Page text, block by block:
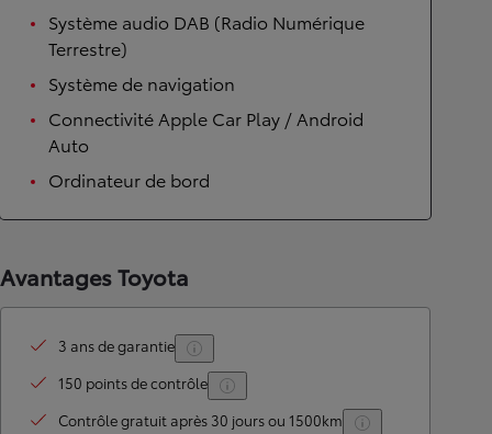
Système audio DAB (Radio Numérique
Terrestre)
Système de navigation
Connectivité Apple Car Play / Android
Auto
Ordinateur de bord
Avantages Toyota
3 ans de garantie
150 points de contrôle
Contrôle gratuit après 30 jours ou 1500km